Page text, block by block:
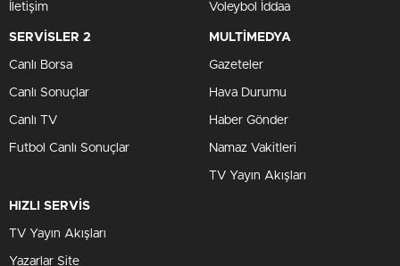
İletişim Voleybol İddaa
SERVİSLER 2
Canlı Borsa
Canlı Sonuçlar
Canlı TV
Futbol Canlı Sonuçlar
MULTİMEDYA
Gazeteler
Hava Durumu
Haber Gönder
Namaz Vakitleri
TV Yayın Akışları
HIZLI SERVİS
TV Yayın Akışları
Yazarlar Site